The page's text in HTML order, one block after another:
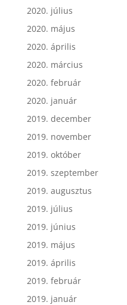
2020. július
2020. május
2020. április
2020. március
2020. február
2020. január
2019. december
2019. november
2019. október
2019. szeptember
2019. augusztus
2019. július
2019. június
2019. május
2019. április
2019. február
2019. január